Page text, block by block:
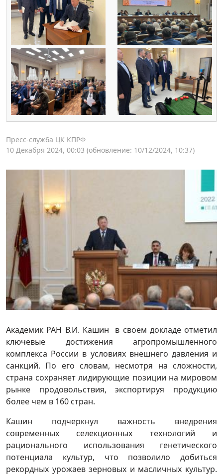
Пресс-служба ЦК КПРФ
10 Декабря 2024, 00:03 (обновление: 10/12/2024, 10:37)
Академик РАН В.И. Кашин в своем докладе отметил
ключевые достижения агропромышленного
комплекса России в условиях внешнего давления и
санкций. По его словам, несмотря на сложности,
страна сохраняет лидирующие позиции на мировом
рынке продовольствия, экспортируя продукцию
более чем в 160 стран.
Кашин подчеркнул важность внедрения
современных селекционных технологий и
рационального использования генетического
потенциала культур, что позволило добиться
рекордных урожаев зерновых и масличных культур.